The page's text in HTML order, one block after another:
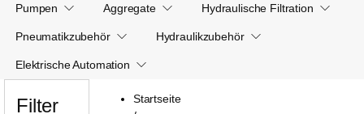
Pumpen Aggregate Hydraulische Filtration
Pneumatikzubehör Hydraulikzubehör
Elektrische Automation
Startseite
Filter